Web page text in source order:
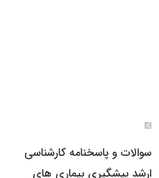
سوالات و پاسخنامه کارشناسی
ارشد پیشگیری بیماری های